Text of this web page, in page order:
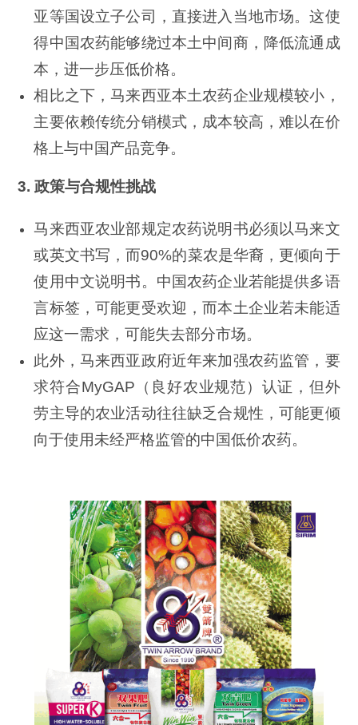
亚等国设立子公司，直接进入当地市场。这使
得中国农药能够绕过本土中间商，降低流通成
本，进一步压低价格。
相比之下，马来西亚本土农药企业规模较小，
主要依赖传统分销模式，成本较高，难以在价
格上与中国产品竞争。
3. 政策与合规性挑战
马来西亚农业部规定农药说明书必须以马来文
或英文书写，而90%的菜农是华裔，更倾向于
使用中文说明书。中国农药企业若能提供多语
言标签，可能更受欢迎，而本土企业若未能适
应这一需求，可能失去部分市场。
此外，马来西亚政府近年来加强农药监管，要
求符合MyGAP（良好农业规范）认证，但外
劳主导的农业活动往往缺乏合规性，可能更倾
向于使用未经严格监管的中国低价农药。